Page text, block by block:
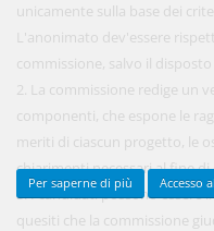
unicamente sulla base dei
L'anonimato dev'essere
commissione, salvo il disposto
2. La commissione redige un
componenti, che espone le
meriti di ciascun progetto, le
chiarimenti necessari al fine
3. I candidati possono essere
quesiti che la commissione
Per saperne di più Accesso